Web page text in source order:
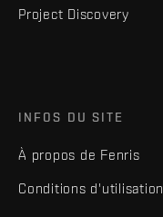
Project Discovery
INFOS DU SITE
À propos de Fenris
Conditions d'utilisation